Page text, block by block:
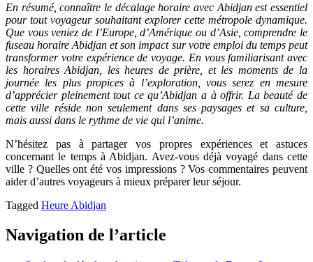
En résumé, connaître le décalage horaire avec Abidjan est essentiel
pour tout voyageur souhaitant explorer cette métropole dynamique.
Que vous veniez de l’Europe, d’Amérique ou d’Asie, comprendre le
fuseau horaire Abidjan et son impact sur votre emploi du temps peut
transformer votre expérience de voyage. En vous familiarisant avec
les horaires Abidjan, les heures de prière, et les moments de la
journée les plus propices à l’exploration, vous serez en mesure
d’apprécier pleinement tout ce qu’Abidjan a à offrir. La beauté de
cette ville réside non seulement dans ses paysages et sa culture,
mais aussi dans le rythme de vie qui l’anime.
N’hésitez pas à partager vos propres expériences et astuces
concernant le temps à Abidjan. Avez-vous déjà voyagé dans cette
ville ? Quelles ont été vos impressions ? Vos commentaires peuvent
aider d’autres voyageurs à mieux préparer leur séjour.
Tagged Heure Abidjan
Navigation de l’article